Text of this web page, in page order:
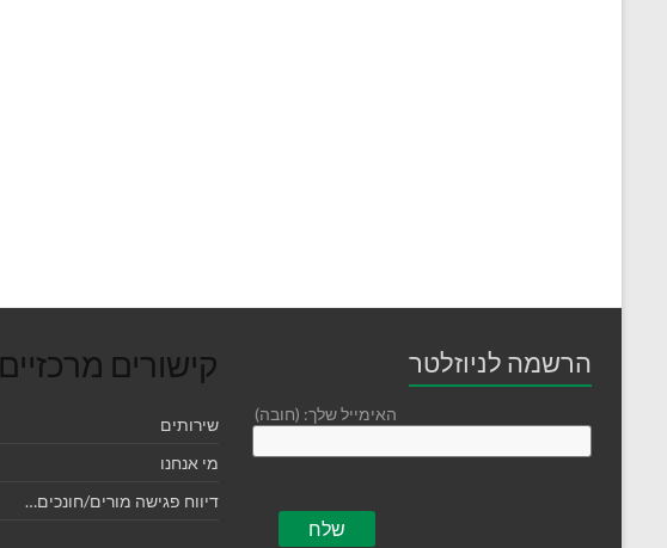
הרשמה לניוזלטר
האימייל שלך: (חובה)
קישורים מרכזיים
שירותים
מי אנחנו
דיווח פגישה מורים/חונכים…